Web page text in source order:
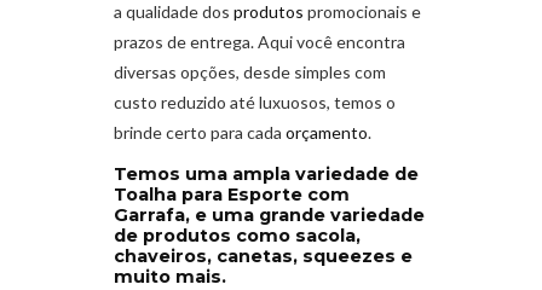
a qualidade dos produtos promocionais e
prazos de entrega. Aqui você encontra
diversas opções, desde simples com
custo reduzido até luxuosos, temos o
brinde certo para cada orçamento.
Temos uma ampla variedade de
Toalha para Esporte com
Garrafa, e uma grande variedade
de produtos como sacola,
chaveiros, canetas, squeezes e
muito mais.